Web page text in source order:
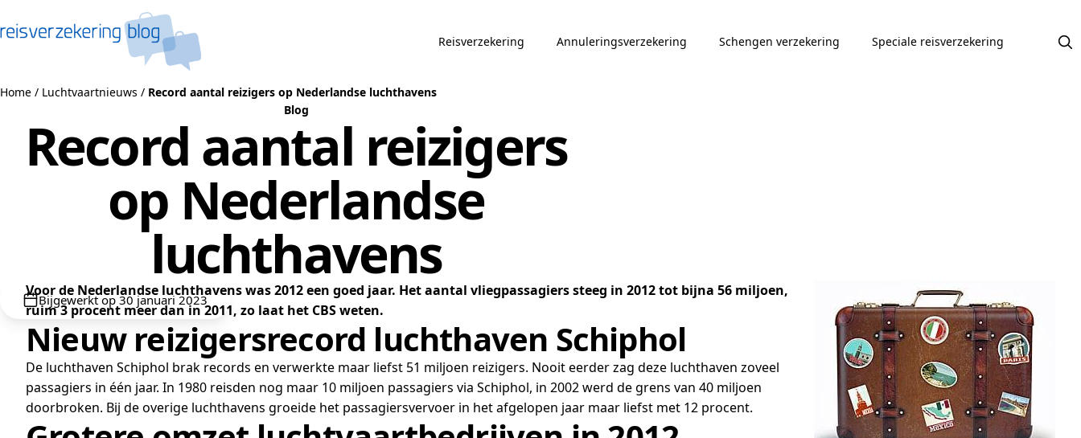
Reisverzekering Annuleringsverzekering Schengen verzekering Speciale reisverzekering
Home / Luchtvaartnieuws / Record aantal reizigers op Nederlandse luchthavens
Blog
Record aantal reizigers
op Nederlandse
luchthavens
Bijgewerkt op 30 januari 2023
Voor de Nederlandse luchthavens was 2012 een goed jaar. Het aantal vliegpassagiers steeg in 2012 tot bijna 56 miljoen,
ruim 3 procent meer dan in 2011, zo laat het CBS weten.
Nieuw reizigersrecord luchthaven Schiphol
De luchthaven Schiphol brak records en verwerkte maar liefst 51 miljoen reizigers. Nooit eerder zag deze luchthaven zoveel
passagiers in één jaar. In 1980 reisden nog maar 10 miljoen passagiers via Schiphol, in 2002 werd de grens van 40 miljoen
doorbroken. Bij de overige luchthavens groeide het passagiersvervoer in het afgelopen jaar maar liefst met 12 procent.